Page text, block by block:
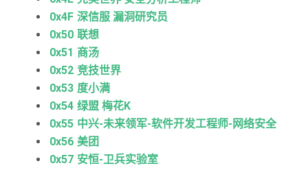
0x4F 深信服 漏洞研究员
0x50 联想
0x51 商汤
0x52 竞技世界
0x53 度小满
0x54 绿盟 梅花K
0x55 中兴-未来领军-软件开发工程师-网络安全
0x56 美团
0x57 安恒-卫兵实验室